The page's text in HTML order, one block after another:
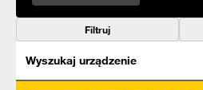
Filtruj
Wyszukaj urządzenie